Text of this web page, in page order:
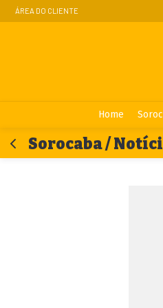
ÁREA DO CLIENTE
Home
Sorocaba /